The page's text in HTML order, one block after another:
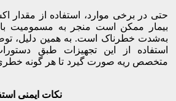
حتی در برخی موارد، استفاده از مقدار
بیمار ممکن است منجر به مسمومیت
به‌شدت خطرناک است. به همین دلیل،
استفاده از این تجهیزات طبق
متخصص ریه صورت گیرد تا هر گونه خطری
نکات ایمنی